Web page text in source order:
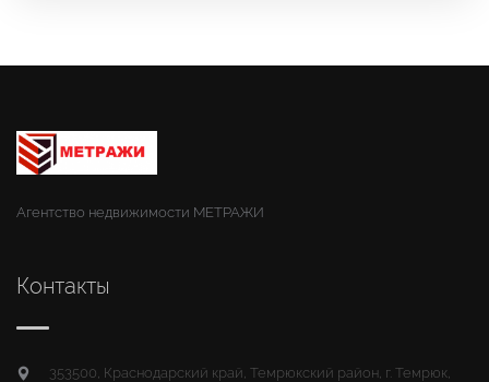
Агентство недвижимости МЕТРАЖИ
Контакты
353500, Краснодарский край, Темрюкский район, г. Темрюк,